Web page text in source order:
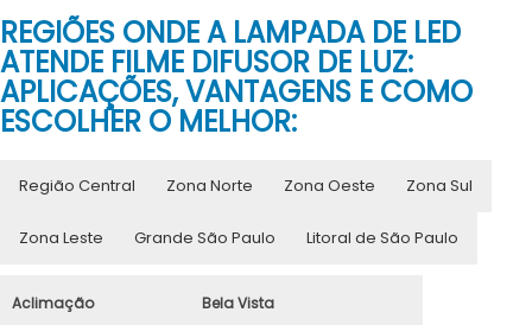
REGIÕES ONDE A LAMPADA DE LED
ATENDE FILME DIFUSOR DE LUZ:
APLICAÇÕES, VANTAGENS E COMO
ESCOLHER O MELHOR:
Região Central Zona Norte Zona Oeste Zona Sul
Zona Leste Grande São Paulo Litoral de São Paulo
Aclimação
Bela Vista